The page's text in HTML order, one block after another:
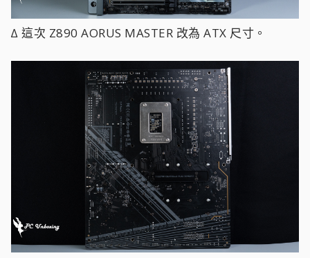
∆ 這次 Z890 AORUS MASTER 改為 ATX 尺寸。